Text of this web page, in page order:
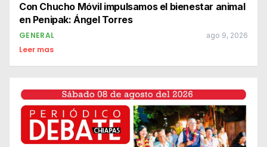
Con Chucho Móvil impulsamos el bienestar animal
en Penipak: Ángel Torres
GENERAL ago 9, 2026
Leer mas